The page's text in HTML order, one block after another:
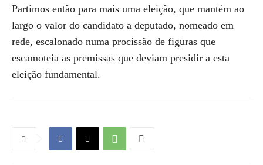
Partimos então para mais uma eleição, que mantém ao
largo o valor do candidato a deputado, nomeado em
rede, escalonado numa procissão de figuras que
escamoteia as premissas que deviam presidir a esta
eleição fundamental.